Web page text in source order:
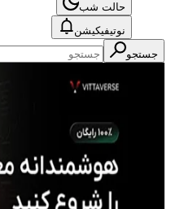
حالت شب
نوتیفیکیشن
جستجو